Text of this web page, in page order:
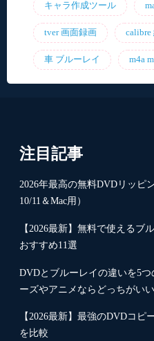
キャラ作成ツール
tver 画面録画 calibre
車 ブルーレイ m4a
注目記事
2026年最高の無料DVDリッピ
10/11＆Mac用）
【2026最新】無料で使えるブ
おすすめ11選
DVDとブルーレイの違いを5
ーズやアニメならどっちがい
【2026最新】最強のDVDコピ
を比較